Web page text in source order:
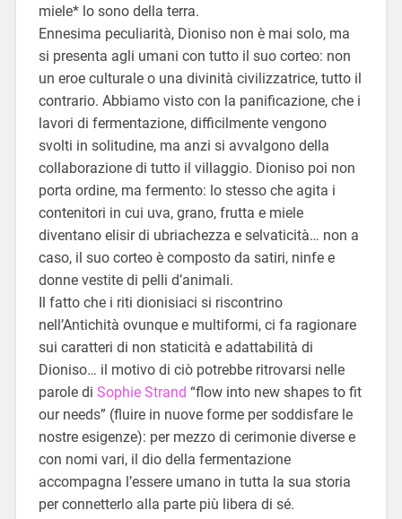
miele* lo sono della terra.
Ennesima peculiarità, Dioniso non è mai solo, ma
si presenta agli umani con tutto il suo corteo: non
un eroe culturale o una divinità civilizzatrice, tutto il
contrario. Abbiamo visto con la panificazione, che i
lavori di fermentazione, difficilmente vengono
svolti in solitudine, ma anzi si avvalgono della
collaborazione di tutto il villaggio. Dioniso poi non
porta ordine, ma fermento: lo stesso che agita i
contenitori in cui uva, grano, frutta e miele
diventano elisir di ubriachezza e selvaticità… non a
caso, il suo corteo è composto da satiri, ninfe e
donne vestite di pelli d’animali.
Il fatto che i riti dionisiaci si riscontrino
nell’Antichità ovunque e multiformi, ci fa ragionare
sui caratteri di non staticità e adattabilità di
Dioniso… il motivo di ciò potrebbe ritrovarsi nelle
parole di Sophie Strand “flow into new shapes to fit
our needs” (fluire in nuove forme per soddisfare le
nostre esigenze): per mezzo di cerimonie diverse e
con nomi vari, il dio della fermentazione
accompagna l’essere umano in tutta la sua storia
per connetterlo alla parte più libera di sé.